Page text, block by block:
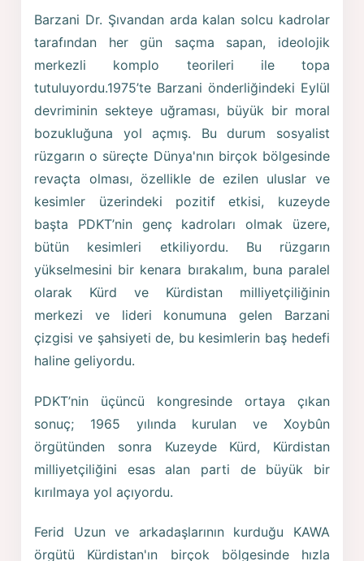
Barzani Dr. Şıvandan arda kalan solcu kadrolar
tarafından her gün saçma sapan, ideolojik
merkezli komplo teorileri ile topa
tutuluyordu.1975’te Barzani önderliğindeki Eylül
devriminin sekteye uğraması, büyük bir moral
bozukluğuna yol açmış. Bu durum sosyalist
rüzgarın o süreçte Dünya'nın birçok bölgesinde
revaçta olması, özellikle de ezilen uluslar ve
kesimler üzerindeki pozitif etkisi, kuzeyde
başta PDKT’nin genç kadroları olmak üzere,
bütün kesimleri etkiliyordu. Bu rüzgarın
yükselmesini bir kenara bırakalım, buna paralel
olarak Kürd ve Kürdistan milliyetçiliğinin
merkezi ve lideri konumuna gelen Barzani
çizgisi ve şahsiyeti de, bu kesimlerin baş hedefi
haline geliyordu.
PDKT’nin üçüncü kongresinde ortaya çıkan
sonuç; 1965 yılında kurulan ve Xoybûn
örgütünden sonra Kuzeyde Kürd, Kürdistan
milliyetçiliğini esas alan parti de büyük bir
kırılmaya yol açıyordu.
Ferid Uzun ve arkadaşlarının kurduğu KAWA
örgütü Kürdistan'ın birçok bölgesinde hızla